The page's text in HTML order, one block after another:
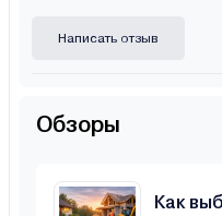
Написать отзыв
Обзоры
Как